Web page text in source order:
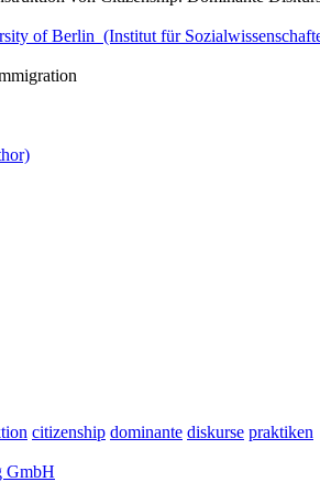
of Berlin (Institut für
citizenship dominante diskurse praktiken
GmbH